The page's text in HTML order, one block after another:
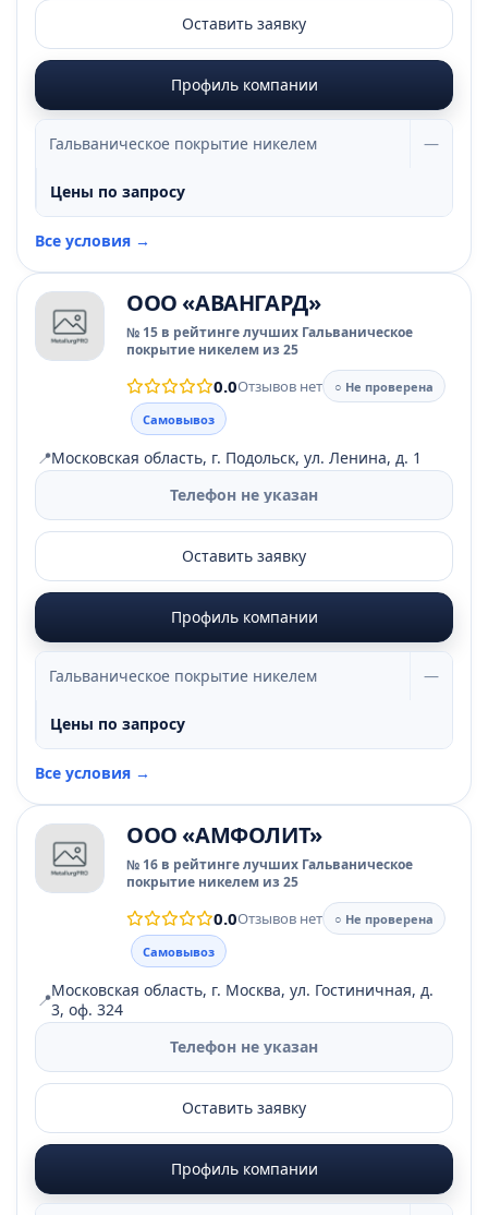
Оставить заявку
Профиль компании
Гальваническое покрытие никелем —
Цены по запросу
Все условия →
ООО «АВАНГАРД»
№ 15 в рейтинге лучших Гальваническое
покрытие никелем из 25
0.0Отзывов нет
○ Не проверена
Самовывоз
📍Московская область, г. Подольск, ул. Ленина, д. 1
Телефон не указан
Оставить заявку
Профиль компании
Гальваническое покрытие никелем —
Цены по запросу
Все условия →
ООО «АМФОЛИТ»
№ 16 в рейтинге лучших Гальваническое
покрытие никелем из 25
0.0Отзывов нет
○ Не проверена
Самовывоз
📍Московская область, г. Москва, ул. Гостиничная, д.
3, оф. 324
Телефон не указан
Оставить заявку
Профиль компании